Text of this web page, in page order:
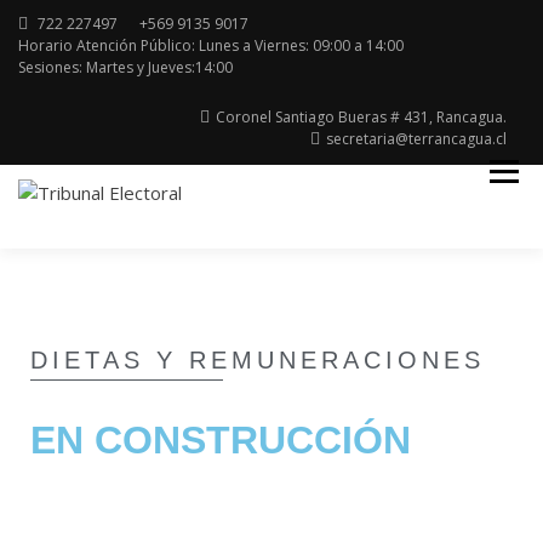
722 227497
+569 9135 9017
Horario Atención Público: Lunes a Viernes: 09:00 a 14:00
Sesiones: Martes y Jueves:14:00
Coronel Santiago Bueras # 431, Rancagua.
secretaria@terrancagua.cl
DIETAS Y REMUNERACIONES
EN CONSTRUCCIÓN